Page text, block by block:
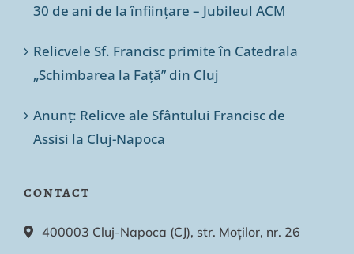
30 de ani de la înființare – Jubileul ACM
Relicvele Sf. Francisc primite în Catedrala
„Schimbarea la Față” din Cluj
Anunț: Relicve ale Sfântului Francisc de
Assisi la Cluj-Napoca
CONTACT
400003 Cluj-Napoca (CJ), str. Moților, nr. 26